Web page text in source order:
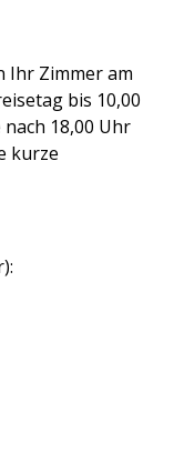
Ihr Zimmer am
bis 10,00
18,00 Uhr
kurze